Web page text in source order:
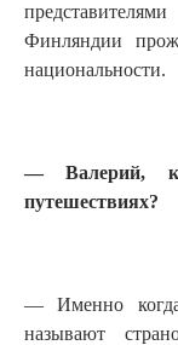
Финляндии
национальности.
— Валерий,
путешествиях?
— Именно
называют